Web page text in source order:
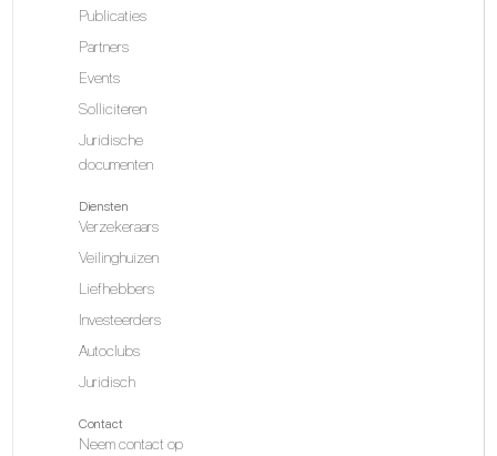
Publicaties
Partners
Events
Solliciteren
Juridische
documenten
Diensten
Verzekeraars
Veilinghuizen
Liefhebbers
Investeerders
Autoclubs
Juridisch
Contact
Neem contact op